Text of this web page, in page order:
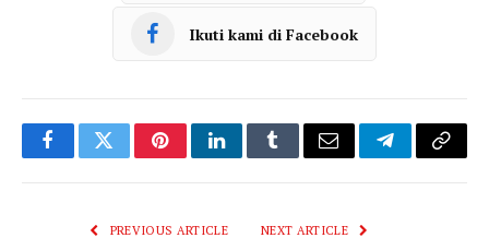
Ikuti kami di Facebook
FacebookTwitterPinterestLinkedInTumblrEmail TelegramCopy
PREVIOUS ARTICLE NEXT ARTICLE